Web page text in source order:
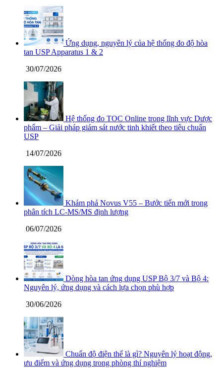
Ứng dụng, nguyên lý của hệ thống đo độ hòa
tan USP Apparatus 1 & 2
30/07/2026
Hệ thống đo TOC Online trong lĩnh vực Dược
phẩm – Giải pháp giám sát nước tinh khiết theo tiêu chuẩn
USP
14/07/2026
Khám phá Novus V55 – Bước tiến mới trong
phân tích LC-MS/MS định lượng
06/07/2026
Dòng hòa tan ứng dụng USP Bộ 3/7 và Bộ 4:
Nguyên lý, ứng dụng và cách lựa chọn phù hợp
30/06/2026
Chuẩn độ điện thế là gì? Nguyên lý hoạt động,
ưu điểm và ứng dụng trong phòng thí nghiệm